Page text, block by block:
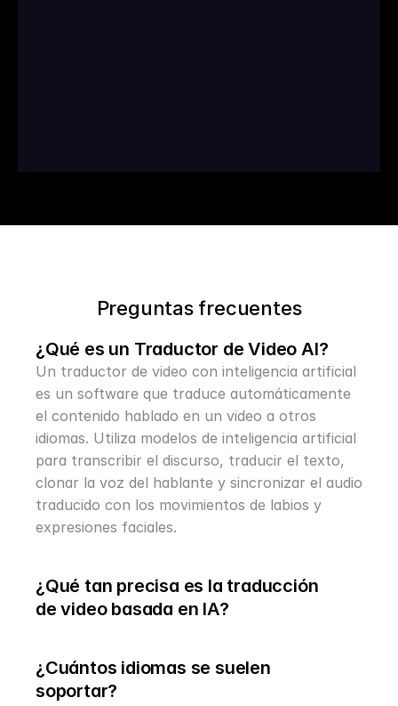
Preguntas frecuentes
¿Qué es un Traductor de Video AI?
Un traductor de video con inteligencia artificial
es un software que traduce automáticamente
el contenido hablado en un video a otros
idiomas. Utiliza modelos de inteligencia artificial
para transcribir el discurso, traducir el texto,
clonar la voz del hablante y sincronizar el audio
traducido con los movimientos de labios y
expresiones faciales.
¿Qué tan precisa es la traducción
de video basada en IA?
¿Cuántos idiomas se suelen
soportar?